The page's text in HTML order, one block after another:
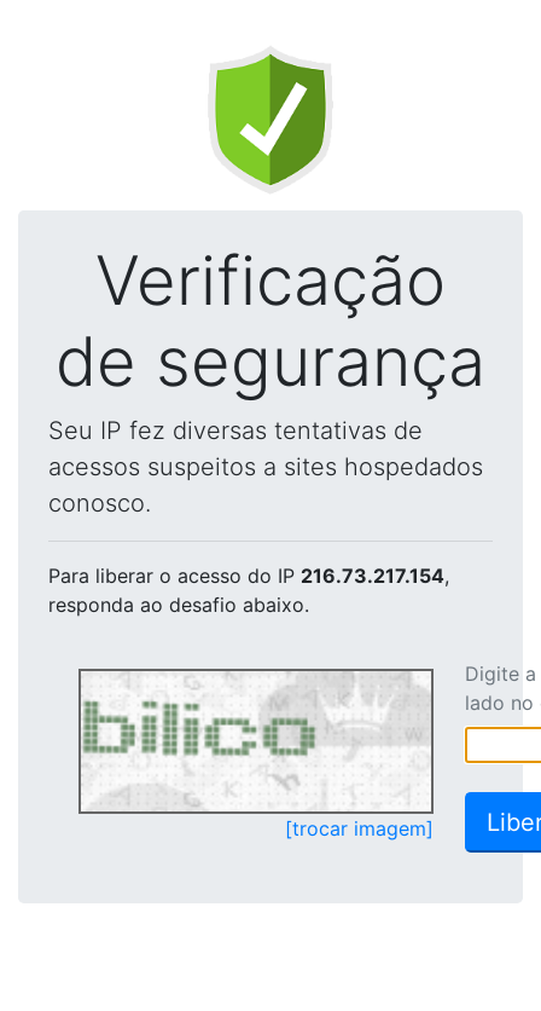
Verificação
de segurança
Seu IP fez diversas tentativas de
acessos suspeitos a sites hospedados
conosco.
Para liberar o acesso do IP 216.73.217.154,
responda ao desafio abaixo.
[trocar imagem]
Digite
lado no